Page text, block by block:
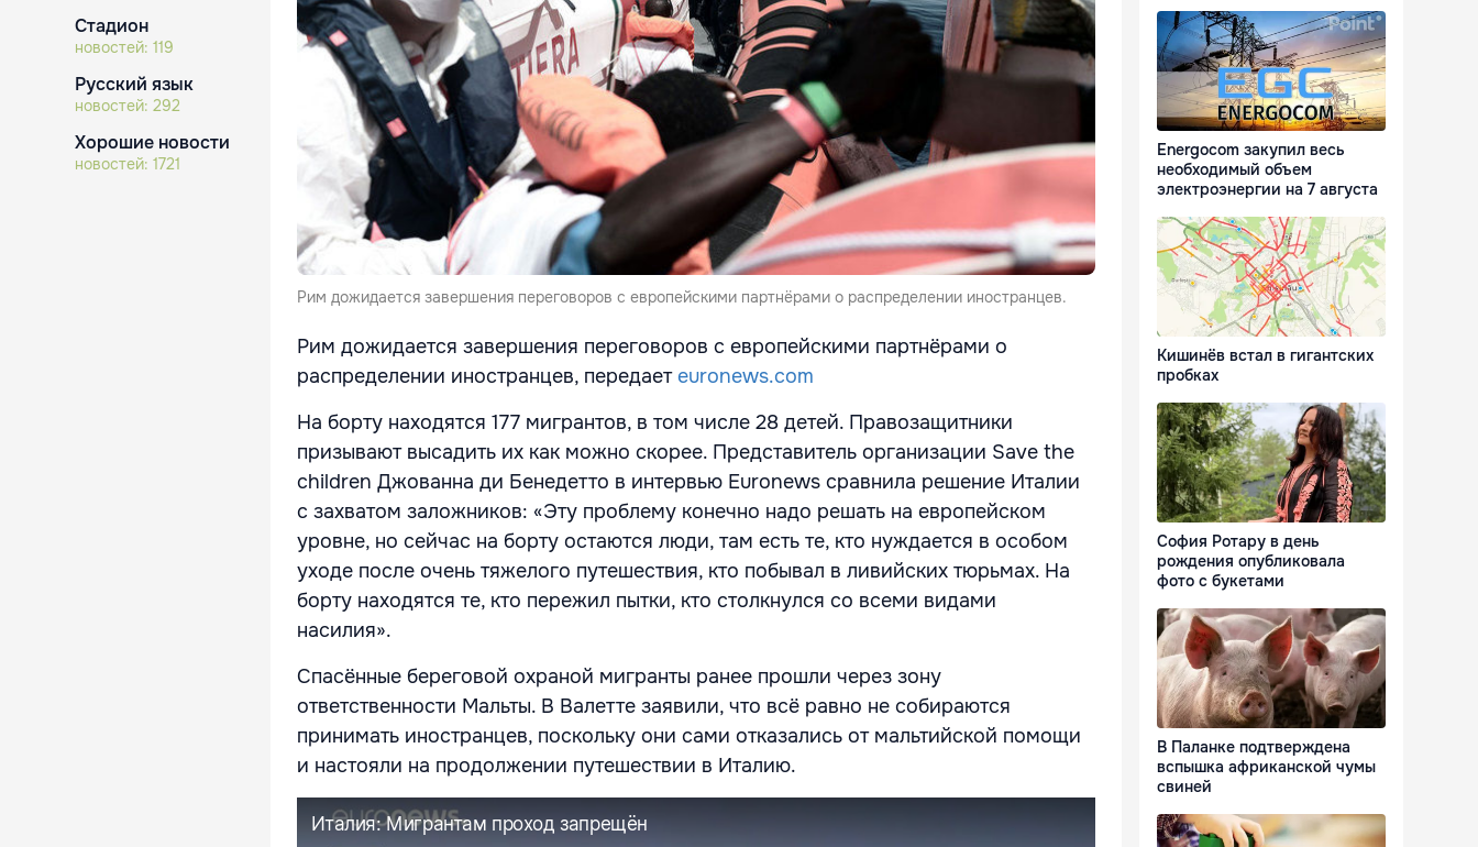
Стадион
новостей: 119
Русский язык
новостей: 292
Хорошие новости
новостей: 1721
Рим дожидается завершения переговоров с европейскими партнёрами о распределении иностранцев.
Рим дожидается завершения переговоров с европейскими партнёрами о
распределении иностранцев, передаетeuronews.com
На борту находятся 177 мигрантов, в том числе 28 детей. Правозащитники
призывают высадить их как можно скорее. Представитель организации Save the
children Джованна ди Бенедетто в интервью Euronews сравнила решение Италии
с захватом заложников: «Эту проблему конечно надо решать на европейском
уровне, но сейчас на борту остаются люди, там есть те, кто нуждается в особом
уходе после очень тяжелого путешествия, кто побывал в ливийских тюрьмах. На
борту находятся те, кто пережил пытки, кто столкнулся со всеми видами
насилия».
Спасённые береговой охраной мигранты ранее прошли через зону
ответственности Мальты. В Валетте заявили, что всё равно не собираются
принимать иностранцев, поскольку они сами отказались от мальтийской помощи
и настояли на продолжении путешествии в Италию.
Energocom закупил весь
необходимый объем
электроэнергии на 7 августа
Кишинёв встал в гигантских
пробках
София Ротару в день
рождения опубликовала
фото с букетами
В Паланке подтверждена
вспышка африканской чумы
свиней